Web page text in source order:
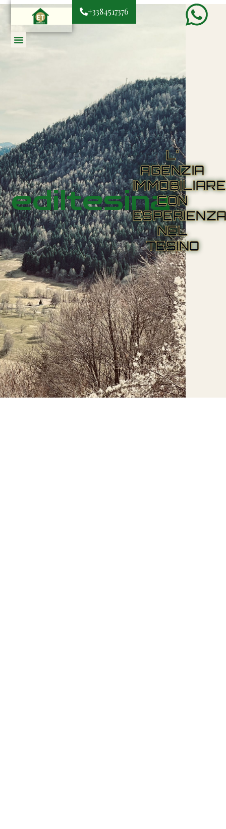
+3384517376
ediltesina
L'
AGENZIA
IMMOBILIARE
CON
NEL
TESINO